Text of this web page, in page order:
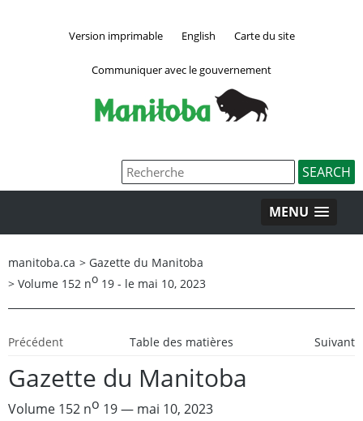
Version imprimable English Carte du site
Communiquer avec le gouvernement
MENU
manitoba.ca > Gazette du Manitoba
> Volume 152 no 19 - le mai 10, 2023
Précédent Table des matières Suivant
Gazette du Manitoba
Volume 152 no 19 — mai 10, 2023